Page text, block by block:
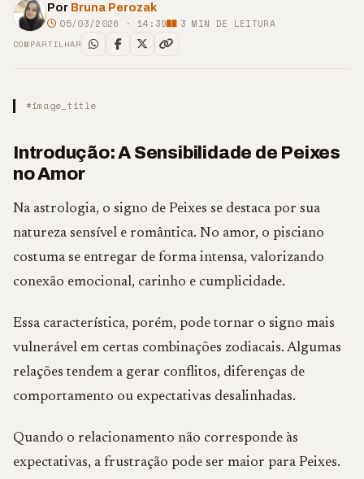
Por Bruna Perozak
05/03/2026 · 14:39 3 MIN DE LEITURA
COMPARTILHAR
#image_title
Introdução: A Sensibilidade de Peixes
no Amor
Na astrologia, o signo de Peixes se destaca por sua
natureza sensível e romântica. No amor, o pisciano
costuma se entregar de forma intensa, valorizando
conexão emocional, carinho e cumplicidade.
Essa característica, porém, pode tornar o signo mais
vulnerável em certas combinações zodiacais. Algumas
relações tendem a gerar conflitos, diferenças de
comportamento ou expectativas desalinhadas.
Quando o relacionamento não corresponde às
expectativas, a frustração pode ser maior para Peixes.